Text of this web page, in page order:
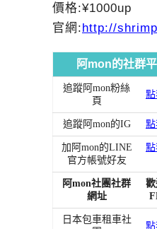
價格:¥1000up
官網:http://
阿mon的社群
追蹤阿mon粉絲
頁
追蹤阿mon的IG
加阿mon的LINE
官方帳號好友
阿mon社團社群
網址
歡
日本包車租車社
點